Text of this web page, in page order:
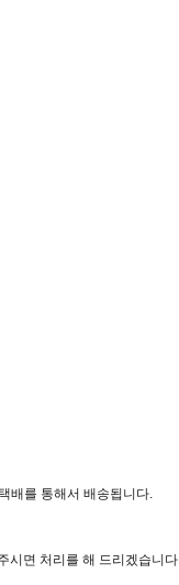
배를 통해서 배송됩니다.
시면 처리를 해 드리겠습니다.